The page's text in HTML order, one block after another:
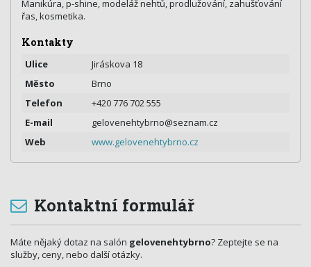
Manikúra, p-shine, modeláž nehtů, prodlužování, zahušťování
řas, kosmetika.
Kontakty
Ulice
Jiráskova 18
Město
Brno
Telefon
+420 776 702 555
E-mail
gelovenehtybrno@seznam.cz
Web
www.gelovenehtybrno.cz
Kontaktní formulář
Máte nějaký dotaz na salón gelovenehtybrno? Zeptejte se na
služby, ceny, nebo další otázky.